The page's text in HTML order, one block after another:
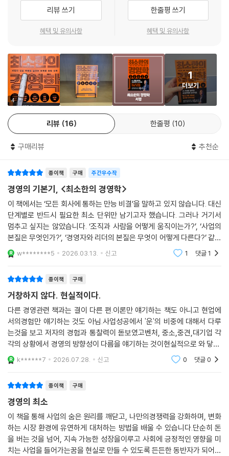
“경영 현장에서는 이론과 실제의 현명한 공조가 필요하다”
에필로그 · 경영은 지식이 아니라 게임을 바꾸는 설계다
한다. 무엇보다 기업의 성장 단계에 따라 게임의 성격이 달라진다. 창업기
는 가설을 찾는 단계이고, 성장기는 조직과 자원을 연결해 확장하는 단계
이며, 성숙기는 시스템을 재설계해야 하는 단계다.
문제는 많은 경영서가 서로 다른 게임을 뒤섞어 설명한다는 점이다. 특히
성공한 대기업의 해법은 이미 성장 궤도에 오른 조직의 이야기인 경우가
많다. 그 처방이 모든 기업에 그대로 적용되기는 어렵다. 그래서 이 책은 실
효성 없는 성공공식을 제시하기보다 반복되는 실패의 패턴에 주목한다. 성
공은 보편화하기 어렵지만 치명적인 실패 요인은 놀라울 만큼 유사하기 때
문이다. 무엇보다 다양한 기업 사례를 통해 각 단계에서 반복적으로 드러
나는 문제와 그에 대한 현실적인 대응 방식을 구체적으로 짚어내며 독자의
느껴질 만큼 냉정하게 현실을 직시하며 지금 무엇을 고쳐야 하고 무엇을
케일업, 그리고 대기업에 이르기까지 성장 단계별로 달라지는 게임의 법칙
을 정리한 실전 경영서다.
한국의 『하드 씽』 같은 책!
“경영은 성공법칙을 찾는 게임이 아니라
성공 확률을 높이는 게임이다”
많은 경영자들이 더 똑똑한 전략, 더 뛰어난 인재, 더 많은 경영 지식을 추
구한다. 그런데도 시간이 지날수록 회사는 단단해지기보다 더 흔들린다.
사람이 지치고 책임은 흐려지며, 속도는 떨어지고 조직은 복잡해진다. 그
이유는 무엇일까? 경영은 노력의 총량이 아니라 구조의 결과이기 때문이
다. 회사는 리더의 의지대로 움직이는 것이 아니라, 설계된 규칙과 인센티
브가 만들어낸 방향으로 움직인다. 저자는 이를 ‘게임 설계’라 부른다. 그리
고 그 설계의 원리를 정리해 다섯 개의 파트로 체계화했다.
파트 1에서는 기업의 성장 스테이지별 전략을 다룬다. 창업기-성장기-성
하는 법, 그리고 재도약하는 법까지 단계별로 정리한다. 파트 2에서는 스
케일업을 가능하게 하는 경영 시스템을 설명한다. 병목을 해결하는 구조,
목표와 전략의 정렬, 조직 설계와 운영 시스템까지 성장을 지탱하는 시스
템의 원리를 다룬다. 파트 3에서는 사업의 본질을 묻는다. 성공과 실패를
가르는 사업의 구조와 지속가능성을 만드는 원칙을 탐구한다. 파트 4에서
는 조직과 사람을 움직이는 법을 분석한다. 인센티브와 성과지표의 역설,
리뷰 쓰기
혜택 및 유의사항
한줄평 쓰기
혜택 및 유의사항
4
1
더보기
리뷰 16 한줄평 10
구매리뷰 추천순
종이책 구매 주간우수작
경영의 기본기, <최소한의 경영학>
이 책에서는 ‘모든 회사에 통하는 만능 비결’을 말하고 있지 않습니다. 대신
단계별로 반드시 필요한 최소 단위만 남기고자 했습니다. 그러나 거기서
멈추고 싶지는 않았습니다. ‘조직과 사람을 어떻게 움직이는가?’, ‘사업의
본질은 무엇인가?’, ‘경영자와 리더의 본질은 무엇이 어떻게 다른다?’ 같은
질문까지 함께 다루고자 했습니다. 이 책이 단순한 기술서에 머무르지 않
기
w********5 2026.03.13. 신고 1 댓글1
종이책 구매
거창하지 않다. 현실적이다.
다른 경영관련 책과는 결이 다른 편.이론만 얘기하는 책도 아니고 현업에
서의경험만 얘기하는 것도 아님.사업성공에서 '운'의 비중에 대해서 다루
는것을 보고 저자의 경험과 통찰력이 돋보였고벤처, 중소,중견,대기업 각
각의 상황에서 경영의 방향성이 다름을 얘기하는 것이현실적으로 와 닿음.
기존에 봤던 경영관련 서적들과의 차이가돋보이는데 사후약방문 마냥 특
정기업의성공을 분석
k******7 2026.07.28. 신고 0 댓글0
종이책 구매
경영의 최소
이 책을 통해 사업의 숨은 원리를 깨닫고, 나만의경쟁력을 강화하며, 변화
하는 시장 환경에 유연하게 대처하는 방법을 배울 수 있습니다.단순히 돈
을 버는 것을 넘어, 지속 가능한 성장을이루고 사회에 긍정적인 영향을 미
치는 사업을 들어가는꿈을 현실로 만들 수 있도록 든든한 동반자가 되어줄